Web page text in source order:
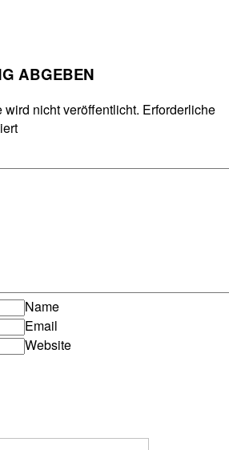
ABGEBEN
nicht veröffentlicht. Erforderliche
Name
Email
Website